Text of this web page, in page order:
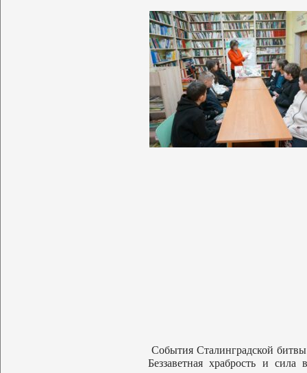
События Сталинградской
Беззаветная храбрость и